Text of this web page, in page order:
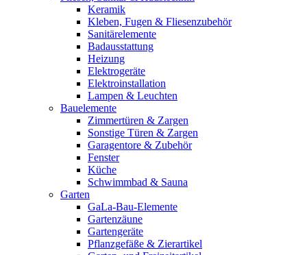
Keramik
Kleben, Fugen & Fliesenzubehör
Sanitärelemente
Badausstattung
Heizung
Elektrogeräte
Elektroinstallation
Lampen & Leuchten
Bauelemente
Zimmertüren & Zargen
Sonstige Türen & Zargen
Garagentore & Zubehör
Fenster
Küche
Schwimmbad & Sauna
Garten
GaLa-Bau-Elemente
Gartenzäune
Gartengeräte
Pflanzgefäße & Zierartikel